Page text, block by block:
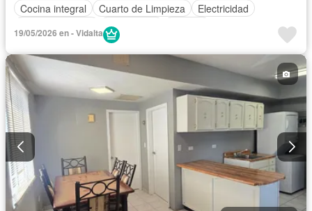
Cocina integral
Cuarto de Limpieza
Electricidad
Gas natural
Recámara con closet
Completamente amueblado
19/05/2026 en - Vidalta